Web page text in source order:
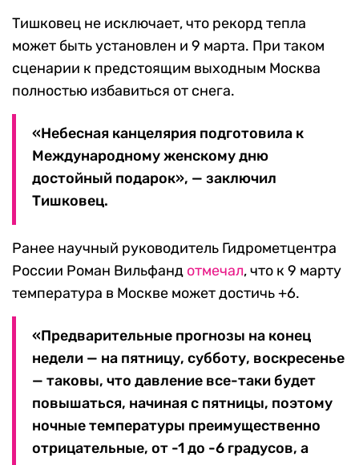
Тишковец не исключает, что рекорд тепла
может быть установлен и 9 марта. При таком
сценарии к предстоящим выходным Москва
полностью избавиться от снега.
«Небесная канцелярия подготовила к
Международному женскому дню
достойный подарок», — заключил
Тишковец.
Ранее научный руководитель Гидрометцентра
России Роман Вильфанд отмечал, что к 9 марту
температура в Москве может достичь +6.
«Предварительные прогнозы на конец
недели — на пятницу, субботу, воскресенье
— таковы, что давление все-таки будет
повышаться, начиная с пятницы, поэтому
ночные температуры преимущественно
отрицательные, от -1 до -6 градусов, а